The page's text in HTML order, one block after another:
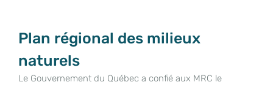
Plan régional des milieux
naturels
Le Gouvernement du Québec a confié aux MRC le